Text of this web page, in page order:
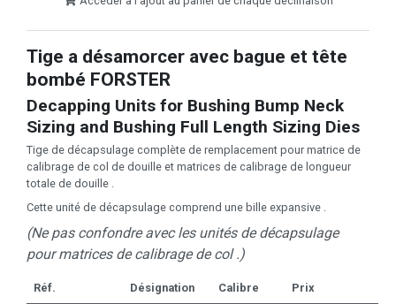
Tige a désamorcer avec bague et tête
bombé FORSTER
Decapping Units for Bushing Bump Neck
Sizing and Bushing Full Length Sizing Dies
Tige de décapsulage complète de remplacement pour matrice de
calibrage de col de douille et matrices de calibrage de longueur
totale de douille .
Cette unité de décapsulage comprend une bille expansive .
(Ne pas confondre avec les unités de décapsulage
pour matrices de calibrage de col .)
Réf. Désignation Calibre Prix